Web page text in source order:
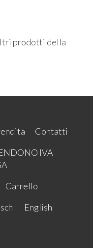
prodotti della
Contatti
IVA
Carrello
English